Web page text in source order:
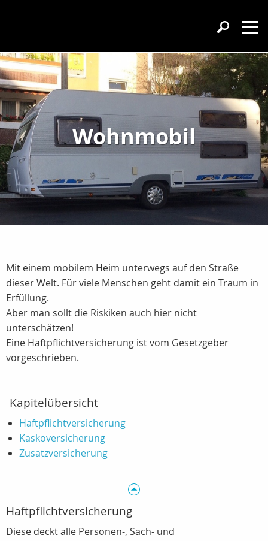
Wohnmobil
Mit einem mobilem Heim unterwegs auf den Straße
dieser Welt. Für viele Menschen geht damit ein Traum in
Erfüllung.
Aber man sollt die Riskiken auch hier nicht
unterschätzen!
Eine Haftpflichtversicherung ist vom Gesetzgeber
vorgeschrieben.
Kapitelübersicht
Haftpflichtversicherung
Kaskoversicherung
Zusatzversicherung
Haftpflichtversicherung
Diese deckt alle Personen-, Sach- und